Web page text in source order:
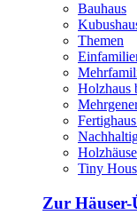
Bauhaus
Themen
Holzhaus
Tiny
Zur Häuser-